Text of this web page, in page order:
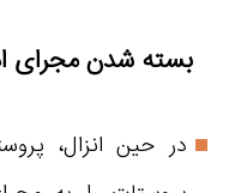
بسته شدن مجرای
در حین انزال،